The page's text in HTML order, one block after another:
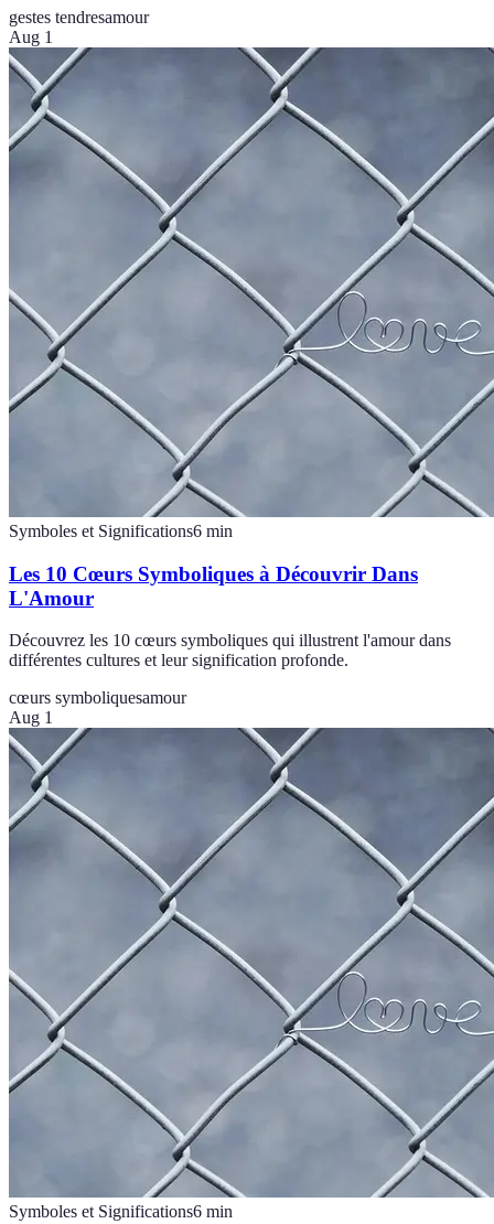
gestes tendresamour
Aug 1
Symboles et Significations6 min
Les 10 Cœurs Symboliques à Découvrir Dans
L'Amour
Découvrez les 10 cœurs symboliques qui illustrent l'amour dans
différentes cultures et leur signification profonde.
cœurs symboliquesamour
Aug 1
Symboles et Significations6 min